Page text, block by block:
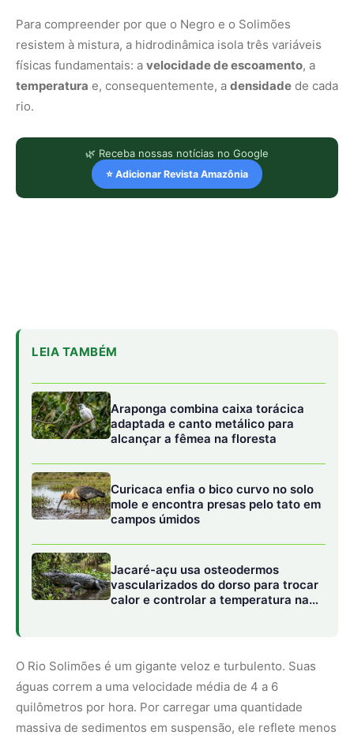
Para compreender por que o Negro e o Solimões
resistem à mistura, a hidrodinâmica isola três variáveis
físicas fundamentais: a velocidade de escoamento, a
temperatura e, consequentemente, a densidade de cada
rio.
🌿 Receba nossas notícias no Google
⭐ Adicionar Revista Amazônia
LEIA TAMBÉM
Araponga combina caixa torácica
adaptada e canto metálico para
alcançar a fêmea na floresta
Curicaca enfia o bico curvo no solo
mole e encontra presas pelo tato em
campos úmidos
Jacaré-açu usa osteodermos
vascularizados do dorso para trocar
calor e controlar a temperatura na
O Rio Solimões é um gigante veloz e turbulento. Suas
águas correm a uma velocidade média de 4 a 6
quilômetros por hora. Por carregar uma quantidade
massiva de sedimentos em suspensão, ele reflete menos